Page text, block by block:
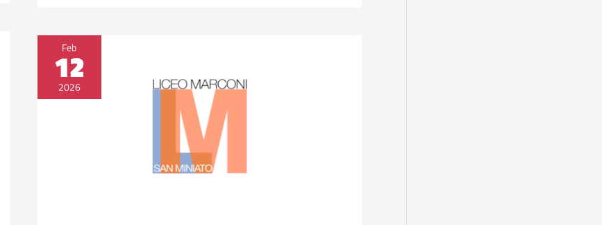
Feb
12
2026
memoria
cammina